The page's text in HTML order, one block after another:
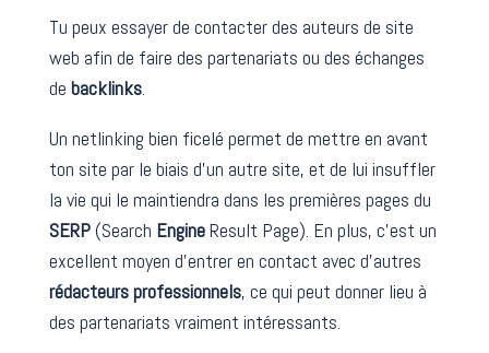
Tu peux essayer de contacter des auteurs de site
web afin de faire des partenariats ou des échanges
de backlinks.
Un netlinking bien ficelé permet de mettre en avant
ton site par le biais d’un autre site, et de lui insuffler
la vie qui le maintiendra dans les premières pages du
SERP(Search EngineResult Page). En plus, c’est un
excellent moyen d’entrer en contact avec d’autres
rédacteurs professionnels, ce qui peut donner lieu à
des partenariats vraiment intéressants.